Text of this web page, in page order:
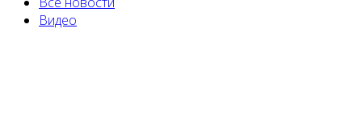
Видео